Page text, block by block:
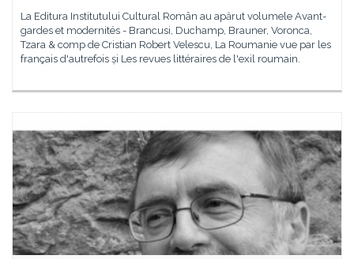
La Editura Institutului Cultural Român au apărut volumele Avant-
gardes et modernités - Brancusi, Duchamp, Brauner, Voronca,
Tzara & comp de Cristian Robert Velescu, La Roumanie vue par les
français d'autrefois și Les revues littéraires de l'exil roumain.